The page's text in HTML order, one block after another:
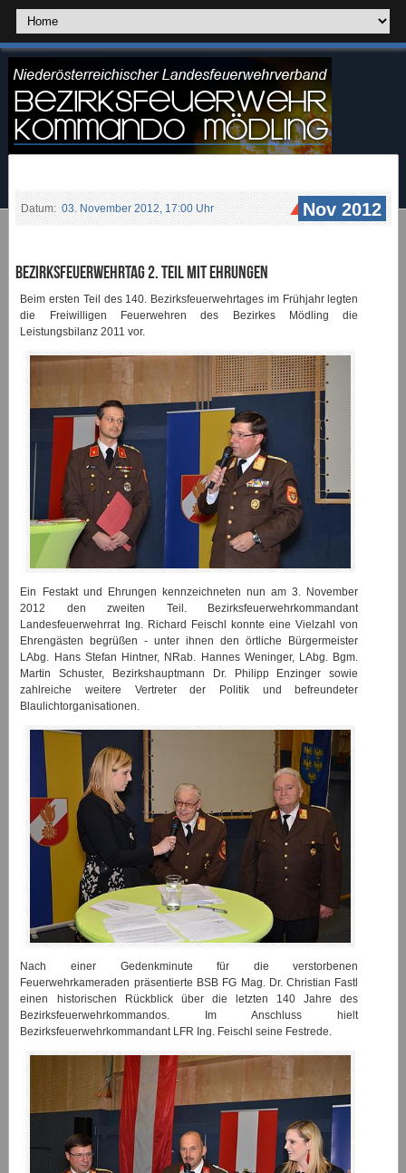
Datum: 03. November 2012, 17:00 Uhr Nov 2012
Bezirksfeuerwehrtag 2. Teil mit Ehrungen
Beim ersten Teil des 140. Bezirksfeuerwehrtages im Frühjahr legten
die Freiwilligen Feuerwehren des Bezirkes Mödling die
Leistungsbilanz 2011 vor.
Ein Festakt und Ehrungen kennzeichneten nun am 3. November
2012 den zweiten Teil. Bezirksfeuerwehrkommandant
Landesfeuerwehrrat Ing. Richard Feischl konnte eine Vielzahl von
Ehrengästen begrüßen - unter ihnen den örtliche Bürgermeister
LAbg. Hans Stefan Hintner, NRab. Hannes Weninger, LAbg. Bgm.
Martin Schuster, Bezirkshauptmann Dr. Philipp Enzinger sowie
zahlreiche weitere Vertreter der Politik und befreundeter
Blaulichtorganisationen.
Nach einer Gedenkminute für die verstorbenen
Feuerwehrkameraden präsentierte BSB FG Mag. Dr. Christian Fastl
einen historischen Rückblick über die letzten 140 Jahre des
Bezirksfeuerwehrkommandos. Im Anschluss hielt
Bezirksfeuerwehrkommandant LFR Ing. Feischl seine Festrede.